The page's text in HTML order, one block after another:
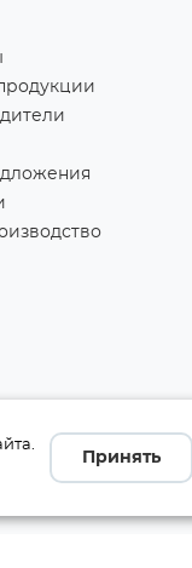
Принять